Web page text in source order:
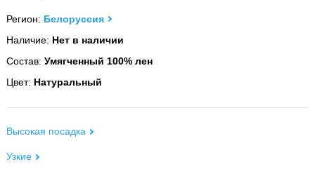
Регион: Белоруссия
Наличие: Нет в наличии
Состав: Умягченный 100% лен
Цвет: Натуральный
Высокая посадка
Узкие